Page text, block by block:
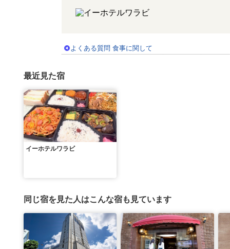
よくある質問 食事に関して
最近見た宿
イーホテルワラビ
同じ宿を見た人はこんな宿も見ています